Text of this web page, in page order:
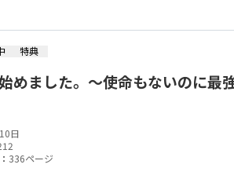
特典
めました。～使命もないのに最
日
336ページ